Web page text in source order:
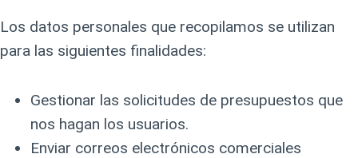
Los datos personales que recopilamos se utilizan
para las siguientes finalidades:
Gestionar las solicitudes de presupuestos que
nos hagan los usuarios.
Enviar correos electrónicos comerciales